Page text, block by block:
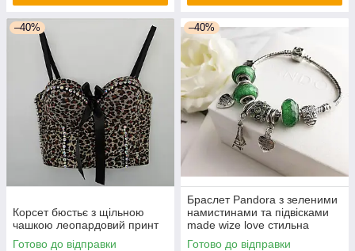
–40%
Корсет бюстьє з щільною
чашкою леопардовий принт
Готово до відправки
–40%
Браслет Pandora з зеленими
намистинами та підвісками
made wize love стильна
прикраса
Готово до відправки